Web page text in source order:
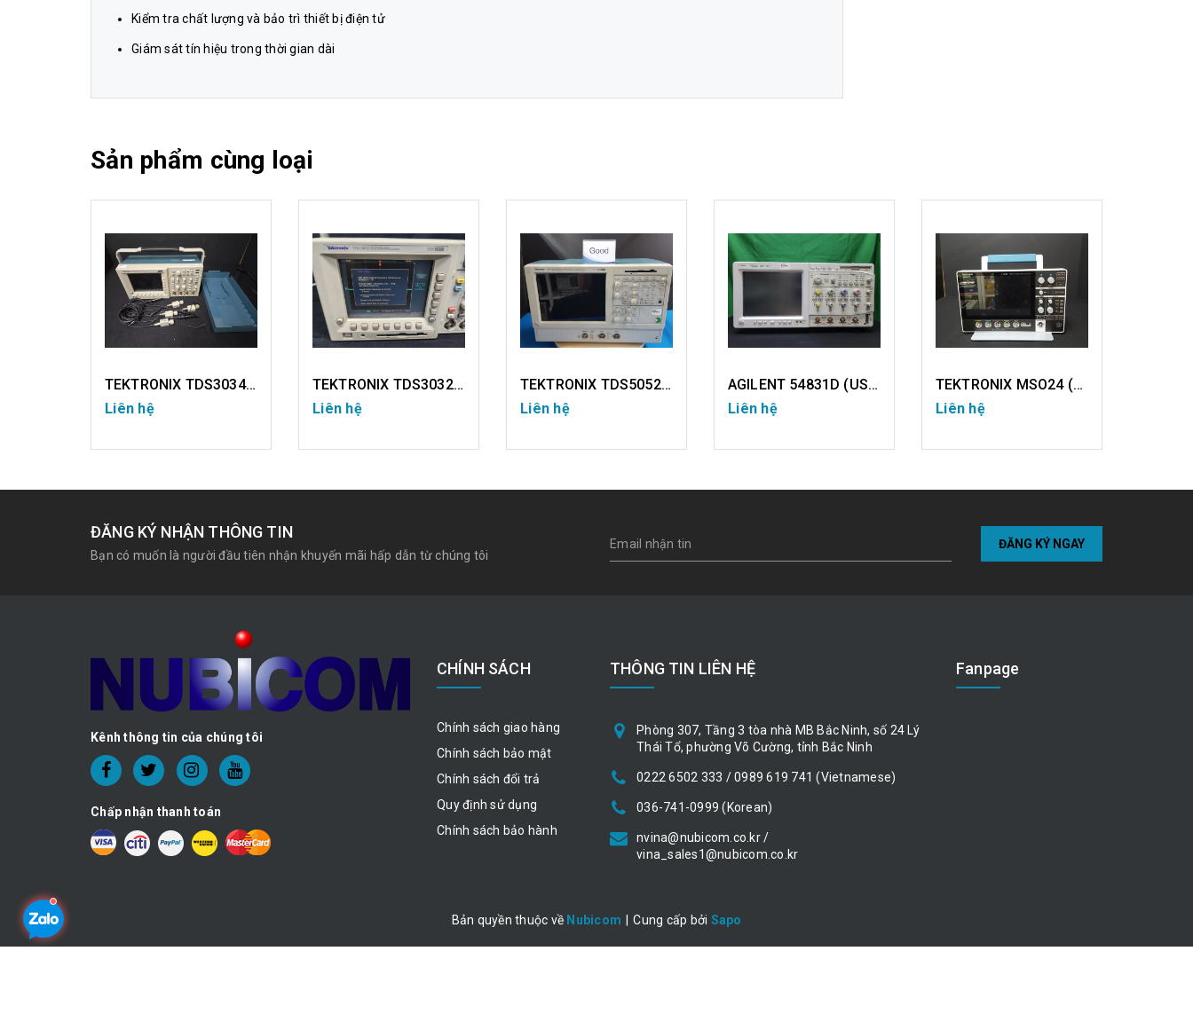
Kiểm tra chất lượng và bảo trì thiết bị điện tử
Giám sát tín hiệu trong thời gian dài
Sản phẩm cùng loại
TEKTRONIX TDS3034C (USED)
CHI TIẾT
TEKTRONIX TDS3032 (USED)
CHI TIẾT
TEKTRONIX TDS5052 (USED)
CHI TIẾT
AGILENT 54831D (USED)
CHI TIẾT
TEKTRONIX MSO24 (NEW)
CHI TIẾT
R&S RTM3004
ĐĂNG KÝ NHẬN THÔNG TIN
Bạn có muốn là người đầu tiên nhận khuyến mãi hấp dẫn từ chúng tôi
ĐĂNG KÝ NGAY
Kênh thông tin của chúng tôi
Chấp nhận thanh toán
CHÍNH SÁCH
Chính sách giao hàng
Chính sách bảo mật
Chính sách đổi trả
Quy định sử dụng
Chính sách bảo hành
THÔNG TIN LIÊN HỆ
Phòng 307, Tầng 3 tòa nhà MB Bắc Ninh, số 24 Lý
Thái Tổ, phường Võ Cường, tỉnh Bắc Ninh
0222 6502 333 / 0989 619 741 (Vietnamese)
036-741-0999 (Korean)
nvina@nubicom.co.kr /
vina_sales1@nubicom.co.kr
Fanpage
Bản quyền thuộc về Nubicom Cung cấp bởi Sapo